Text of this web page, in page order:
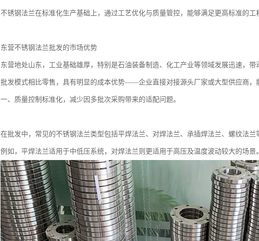
不锈钢法兰在标准化生产基础上，通过工艺优化与质量管控，能够满足更高标准的工
东营不锈钢法兰批发的市场优势
东营地处山东，工业基础雄厚，特别是石油装备制造、化工产业等领域发展迅速，
批发模式相比零售，具有明显的成本优势——企业直接对接源头厂家或大型供应商，
一、质量控制标准化，减少因多批次采购带来的适配问题。
在批发中，常见的不锈钢法兰类型包括平焊法兰、对焊法兰、承插焊法兰、螺纹法
例如，平焊法兰适用于中低压系统，对焊法兰则更适用于高压及温度波动较大的场景